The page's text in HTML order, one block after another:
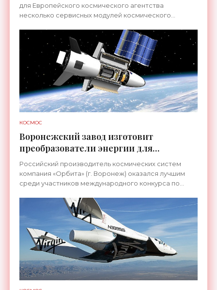
для Европейского космического агентства
несколько сервисных модулей космического
экипажей на Луну, а в
КОСМОС
Воронежский завод изготовит
преобразователи энергии для
космического Боинга - «Космос»
Российский производитель космических систем
компания «Орбита» (г. Воронеж) оказался лучшим
среди участников международного конкурса по
американского